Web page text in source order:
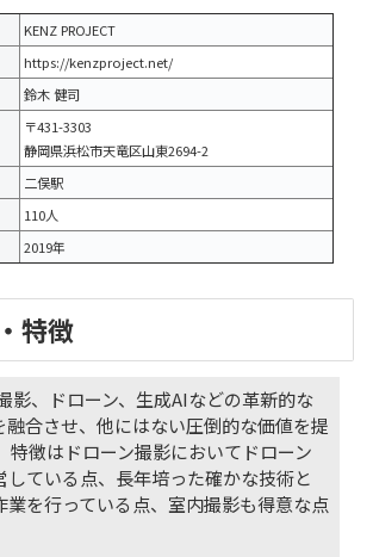
KENZ PROJECT
https://kenzproject.net/
鈴木 健司
〒431-3303
静岡県浜松市天竜区山東2694-2
二俣駅
110人
2019年
特徴
影、ドローン、生成AIなどの革新的な
融合させ、他にはない圧倒的な価値を提
特徴はドローン撮影においてドローン
している点、長年培った確かな技術と
業を行っている点、室内撮影も得意な点